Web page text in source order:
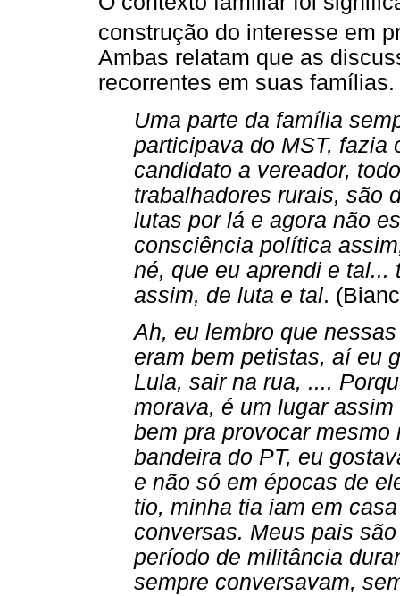
construção do interesse em
Ambas relatam que as
recorrentes em suas famílias.
Uma parte da família
participava do MST, fazia
candidato a vereador,
trabalhadores rurais, são
lutas por lá e agora não
consciência política
né, que eu aprendi e
assim, de luta e tal.
Ah, eu lembro que
eram bem petistas, aí eu
Lula, sair na rua, ....
morava, é um lugar
bem pra provocar
bandeira do PT, eu
e não só em épocas de
tio, minha tia iam em
conversas. Meus pais
período de militância
sempre conversavam,